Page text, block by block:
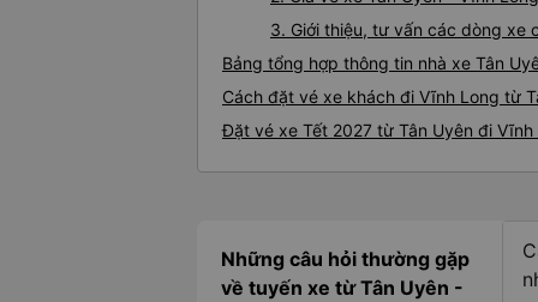
3. Giới thiệu, tư vấn các dòng xe
Bảng tổng hợp thông tin nhà xe Tân
Cách đặt vé xe khách đi Vĩnh Long từ
Đặt vé xe Tết 2027 từ Tân Uyên đi Vĩnh
Những câu hỏi thường gặp
về tuyến xe từ Tân Uyên -